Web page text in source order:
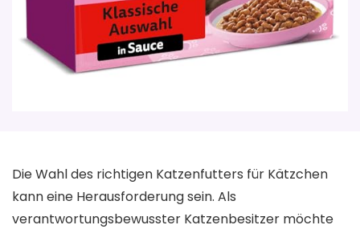
Die Wahl des richtigen Katzenfutters für Kätzchen
kann eine Herausforderung sein. Als
verantwortungsbewusster Katzenbesitzer möchte